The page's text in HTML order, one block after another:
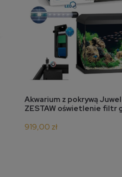
do
Akwarium z pokrywą
ZESTAW oświetlenie filtr
919,00 zł